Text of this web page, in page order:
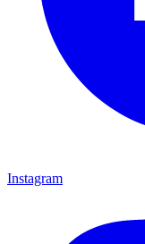
Instagram